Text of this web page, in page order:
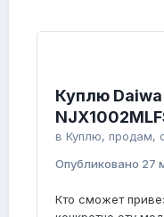
Куплю
в Куплю, продам,
Опубликовано 27
Кто сможет